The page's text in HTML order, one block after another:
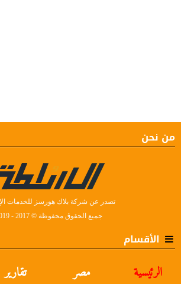
من نحن
تصدر عن شركة بلاك هورسز للخدمات
جميع الحقوق محفوظة © 2017 - 2019
الأقسام
الرئيسية مصر تقارير